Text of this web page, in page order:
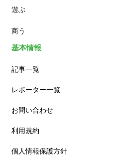
カフェ
遊ぶ
商う
基本情報
記事一覧
レポーター一覧
お問い合わせ
利用規約
個人情報保護方針